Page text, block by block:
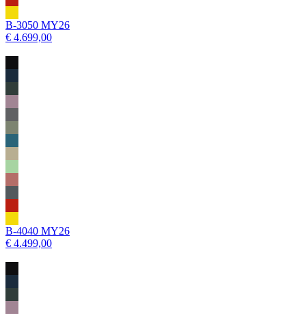
B-3050 MY26
€ 4.699,00
B-4040 MY26
€ 4.499,00